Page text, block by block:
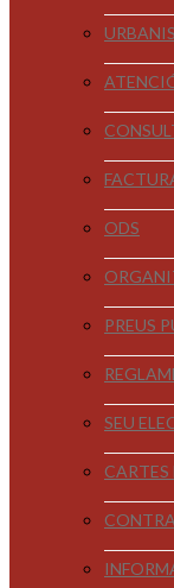
ODS
PREUS
SEU
CARTES